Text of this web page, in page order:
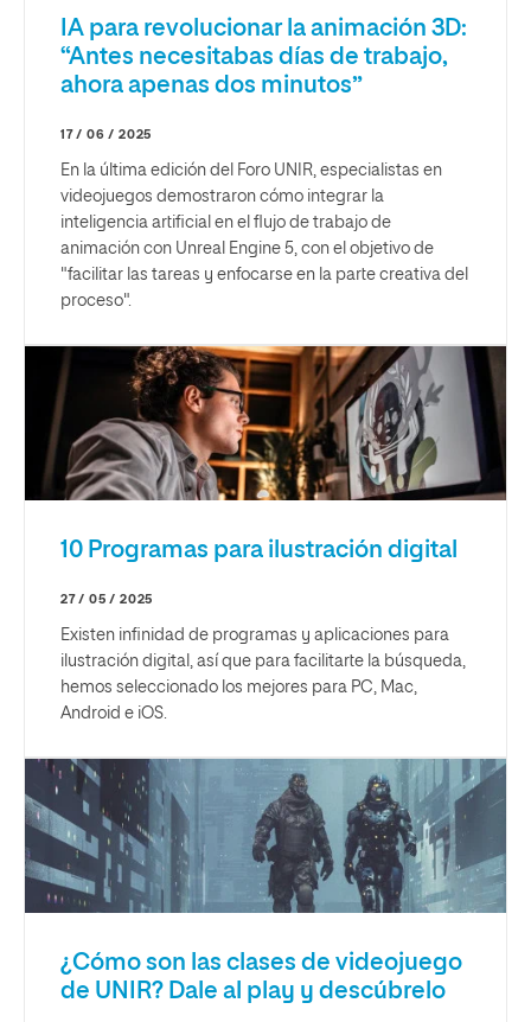
IA para revolucionar la animación 3D:
“Antes necesitabas días de trabajo,
ahora apenas dos minutos”
17 / 06 / 2025
En la última edición del Foro UNIR, especialistas en
videojuegos demostraron cómo integrar la
inteligencia artificial en el flujo de trabajo de
animación con Unreal Engine 5, con el objetivo de
"facilitar las tareas y enfocarse en la parte creativa del
proceso".
10 Programas para ilustración digital
27 / 05 / 2025
Existen infinidad de programas y aplicaciones para
ilustración digital, así que para facilitarte la búsqueda,
hemos seleccionado los mejores para PC, Mac,
Android e iOS.
¿Cómo son las clases de videojuego
de UNIR? Dale al play y descúbrelo